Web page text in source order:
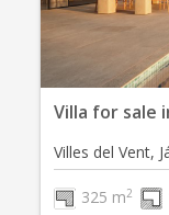
Villa for sale
Villes del Vent,
325 m2